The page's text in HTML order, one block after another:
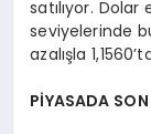
satılıyor. Dolar
seviyelerinde
azalışla
PİYASADA